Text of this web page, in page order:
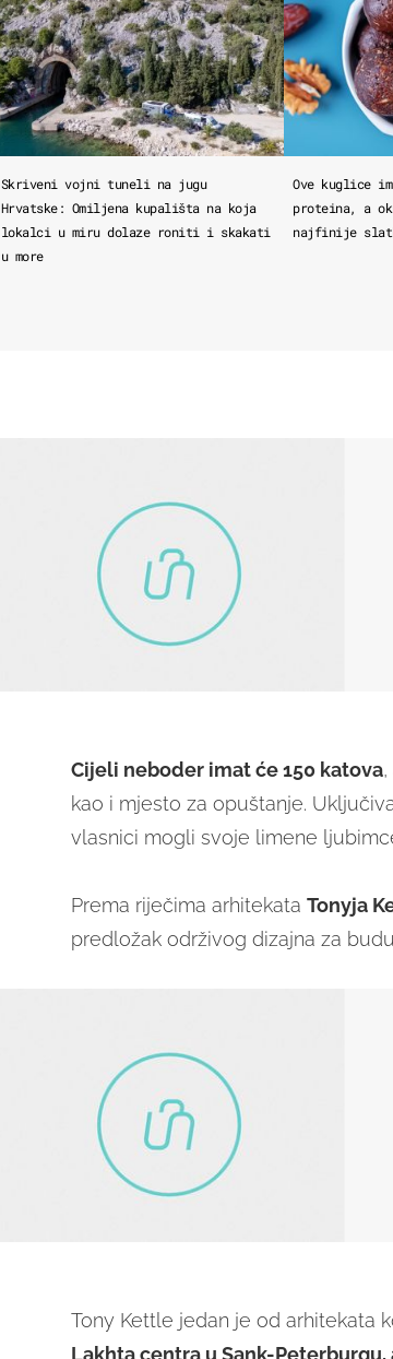
Skriveni vojni tuneli na jugu
Hrvatske: Omiljena kupališta na koja
lokalci u miru dolaze roniti i skakati
u more
Ove kuglice
proteina, a
najfinije
Cijeli neboder imat će 150 katova,
kao i mjesto za opuštanje.
vlasnici mogli svoje limene
Prema riječima arhitekata Tonyja
predložak održivog dizajna za
Tony Kettle jedan je od arhitekata